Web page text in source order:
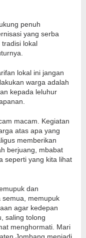
penuh
yang serba
lokal
lokal ini jangan
warga adalah
kepada leluhur
macam. Kegiatan
atas apa yang
memberikan
berjuang, mbabat
seperti yang kita lihat
dan
semua, memupuk
agar kedepan
saling tolong
menghormati. Mari